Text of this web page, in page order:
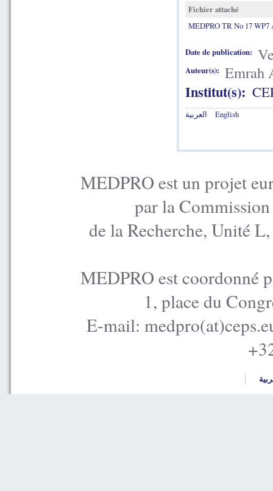
Fichier attaché
MEDPRO TR No 17 WP7
Date de publication:
Auteur(s): Emrah
Institut(s):
العربية English
MEDPRO est un projet
par la
de la Recherche, Unité
MEDPRO est coordonné
1, place du
E-mail: